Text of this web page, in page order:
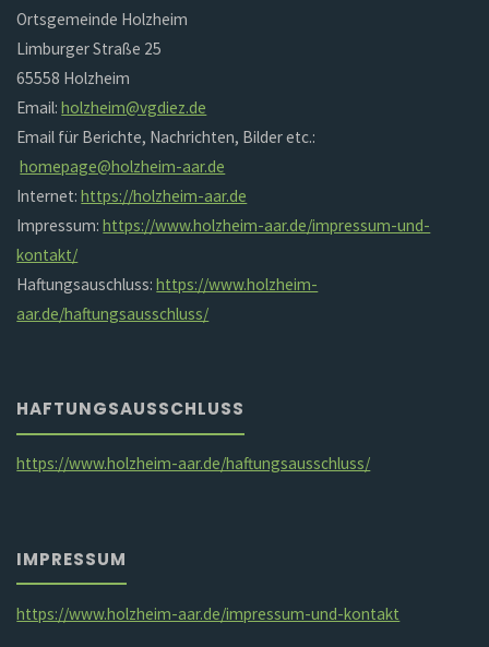
Ortsgemeinde Holzheim
Limburger Straße 25
65558 Holzheim
Email:holzheim@vgdiez.de
Email für Berichte, Nachrichten, Bilder etc.:
homepage@holzheim-aar.de
Internet:https://holzheim-aar.de
Impressum:https://www.holzheim-aar.de/impressum-und-
kontakt/
Haftungsauschluss:https://www.holzheim-
aar.de/haftungsausschluss/
HAFTUNGSAUSSCHLUSS
https://www.holzheim-aar.de/haftungsausschluss/
IMPRESSUM
https://www.holzheim-aar.de/impressum-und-kontakt